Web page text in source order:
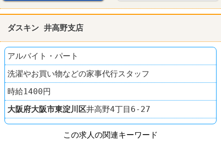
ダスキン 井高野支店
アルバイト・パート
洗濯やお買い物などの家事代行スタッフ
時給1400円
大阪府大阪市東淀川区井高野4丁目6-27
この求人の関連キーワード